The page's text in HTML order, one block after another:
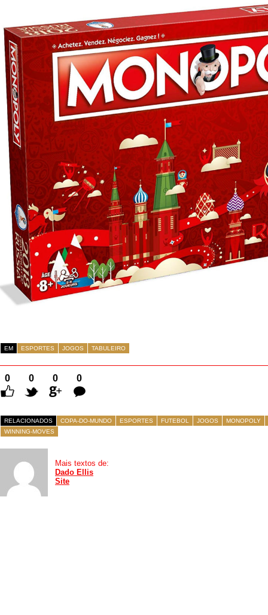
EM ESPORTES JOGOS TABULEIRO
0 0 0
0
Comentários
RELACIONADOS COPA-DO-MUNDO ESPORTES FUTEBOL JOGOS
MONOPOLY
WINNING-MOVES
Mais textos de:
Dado Ellis
Site